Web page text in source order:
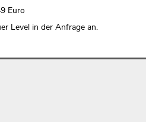
Euro
Level in der Anfrage an.